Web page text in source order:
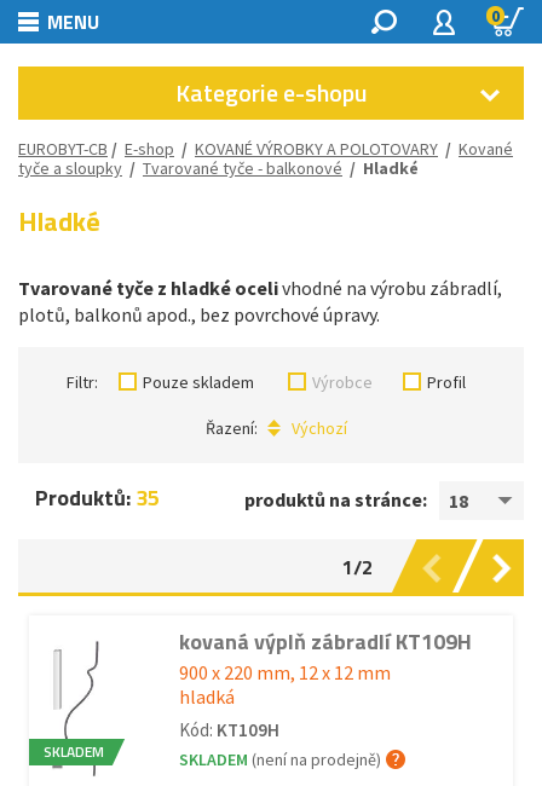
MENU 0
Kategorie e-shopu
EUROBYT-CB / E-shop / KOVANÉ VÝROBKY A POLOTOVARY / Kované
tyče a sloupky / Tvarované tyče - balkonové / Hladké
Hladké
Tvarované tyče z hladké ocelivhodné na výrobu zábradlí,
plotů, balkonů apod., bez povrchové úpravy.
Filtr: Pouze skladem Výrobce Profil
Řazení: Výchozí
produktů na stránce: 18
Produktů:35
1/2
SKLADEM
kovaná výplň zábradlí KT109H
900 x 220 mm, 12 x 12 mm
hladká
Kód: KT109H
SKLADEM (není na prodejně)